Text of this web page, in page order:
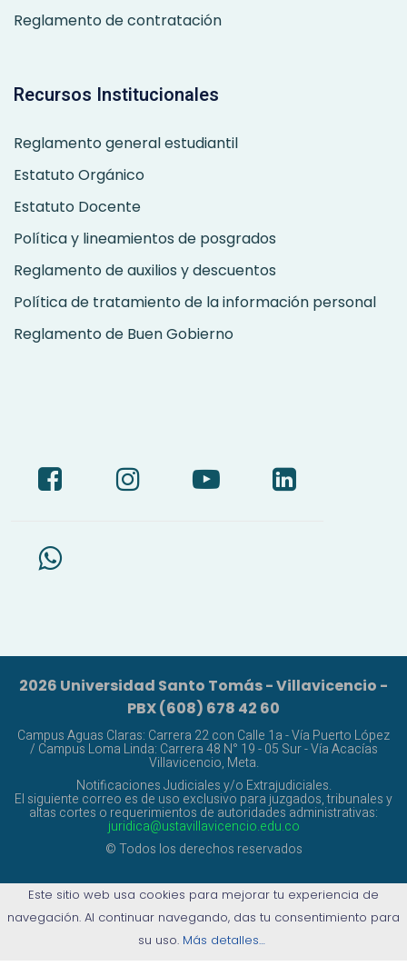
Reglamento de contratación
Recursos Institucionales
Reglamento general estudiantil
Estatuto Orgánico
Estatuto Docente
Política y lineamientos de posgrados
Reglamento de auxilios y descuentos
Política de tratamiento de la información personal
Reglamento de Buen Gobierno
2026 Universidad Santo Tomás - Villavicencio -
PBX (608) 678 42 60
Campus Aguas Claras: Carrera 22 con Calle 1a - Vía Puerto López
/ Campus Loma Linda: Carrera 48 N° 19 - 05 Sur - Vía Acacías
Villavicencio, Meta.
Notificaciones Judiciales y/o Extrajudiciales.
El siguiente correo es de uso exclusivo para juzgados, tribunales y
altas cortes o requerimientos de autoridades administrativas:
juridica@ustavillavicencio.edu.co
© Todos los derechos reservados
Este sitio web usa cookies para mejorar tu experiencia de
navegación. Al continuar navegando, das tu consentimiento para
su uso. Más detalles…